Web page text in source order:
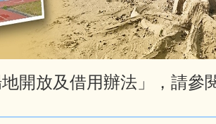
開放及借用辦法」，請參